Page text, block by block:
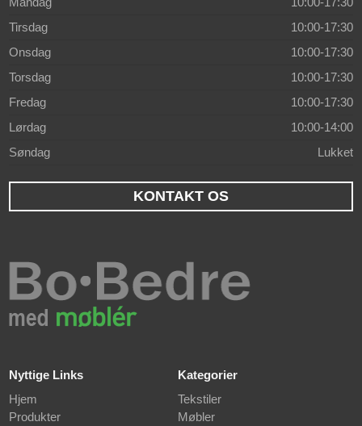
Tirsdag
10:00-17:30
Onsdag
10:00-17:30
Torsdag
10:00-17:30
Fredag
10:00-17:30
Lørdag
10:00-14:00
Søndag
Lukket
KONTAKT OS
Nyttige Links
Hjem
Produkter
Kategorier
Tekstiler
Møbler